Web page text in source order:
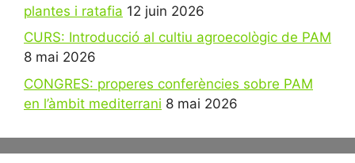
plantes i ratafia 12 juin 2026
CURS: Introducció al cultiu agroecològic de PAM
8 mai 2026
CONGRES: properes conferències sobre PAM
en l’àmbit mediterrani 8 mai 2026